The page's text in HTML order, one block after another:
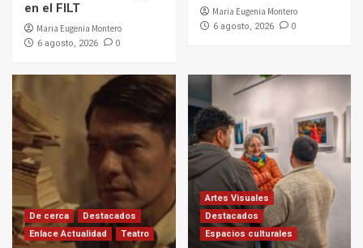
en el FILT
Maria Eugenia Montero
6 agosto, 2026 0
Maria Eugenia Montero
6 agosto, 2026 0
De cerca
Destacados
Enlace Actualidad
Teatro
Artes Visuales
Destacados
Espacios culturales